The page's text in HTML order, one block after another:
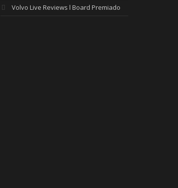
Volvo Live Reviews l Board Premiado